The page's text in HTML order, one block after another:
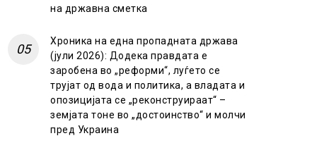
на државна сметка
Хроника на една пропадната држава
(јули 2026): Додека правдата е
заробена во „реформи“, луѓето се
трујат од вода и политика, а владата и
опозицијата се „реконструираат“ –
земјата тоне во „достоинство“ и молчи
пред Украина